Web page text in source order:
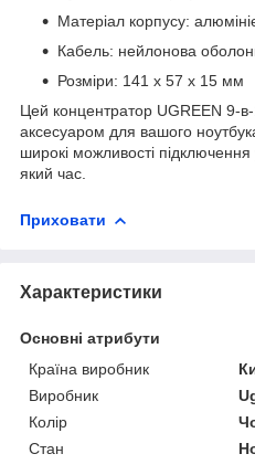
Матеріал корпусу:
Кабель: нейлонова
Розміри: 141 x 57 x 15 мм
Цей концентратор UGREEN 9-
аксесуаром для вашого
широкі можливості
який час.
Приховати
Характеристики
Основні атрибути
Країна виробник
Виробник
Колір
Стан